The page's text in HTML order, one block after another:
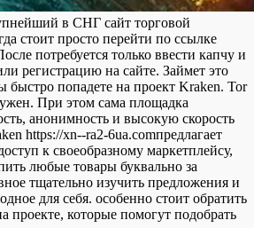
в СНГ сайт торговой
стоит просто перейти по ссылке
потребуется только ввести капчу и
регистрацию на сайте. Займет это
быстро попадете на проект Kraken. Tor
При этом сама площадка
анонимность и высокую скорость
https://xn--ra2-6ua.comпредлагает
к своеобразному маркетплейсу,
любые товары буквально за
тщательно изучить предложения и
для себя. особенно стоит обратить
проекте, которые помогут подобрать